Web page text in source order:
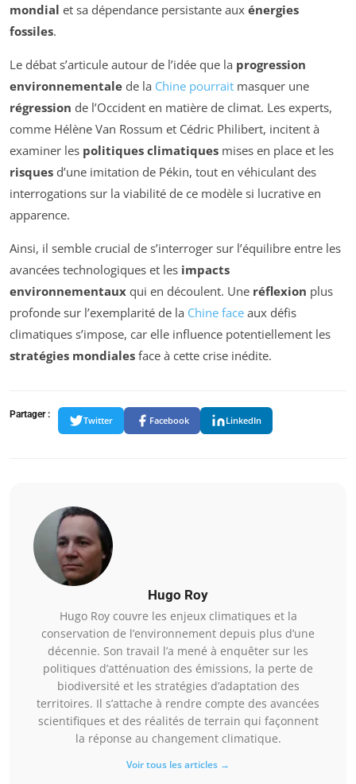
mondial et sa dépendance persistante aux énergies
fossiles.
Le débat s’articule autour de l’idée que la progression
environnementale de la Chine pourrait masquer une
régression de l’Occident en matière de climat. Les experts,
comme Hélène Van Rossum et Cédric Philibert, incitent à
examiner les politiques climatiques mises en place et les
risques d’une imitation de Pékin, tout en véhiculant des
interrogations sur la viabilité de ce modèle si lucrative en
apparence.
Ainsi, il semble crucial de s’interroger sur l’équilibre entre les
avancées technologiques et les impacts
environnementaux qui en découlent. Une réflexion plus
profonde sur l’exemplarité de la Chine face aux défis
climatiques s’impose, car elle influence potentiellement les
stratégies mondiales face à cette crise inédite.
Partager :
Twitter Facebook LinkedIn
Hugo Roy
Hugo Roy couvre les enjeux climatiques et la
conservation de l’environnement depuis plus d’une
décennie. Son travail l’a mené à enquêter sur les
politiques d’atténuation des émissions, la perte de
biodiversité et les stratégies d’adaptation des
territoires. Il s’attache à rendre compte des avancées
scientifiques et des réalités de terrain qui façonnent
la réponse au changement climatique.
Voir tous les articles →